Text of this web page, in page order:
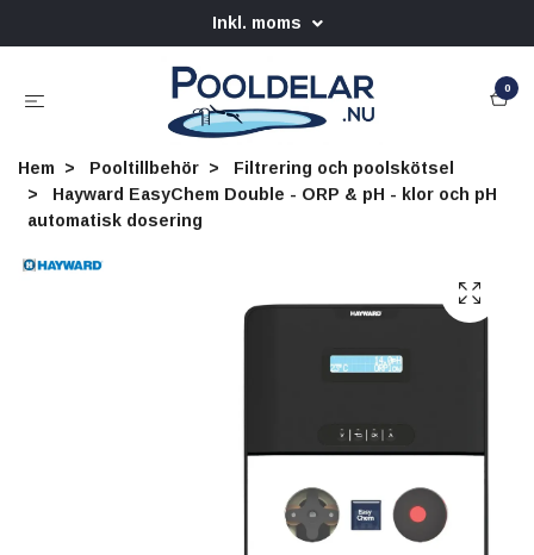
Inkl. moms
0
Hem Pooltillbehör
Filtrering och poolskötsel
Hayward EasyChem Double - ORP & pH - klor och pH
automatisk dosering